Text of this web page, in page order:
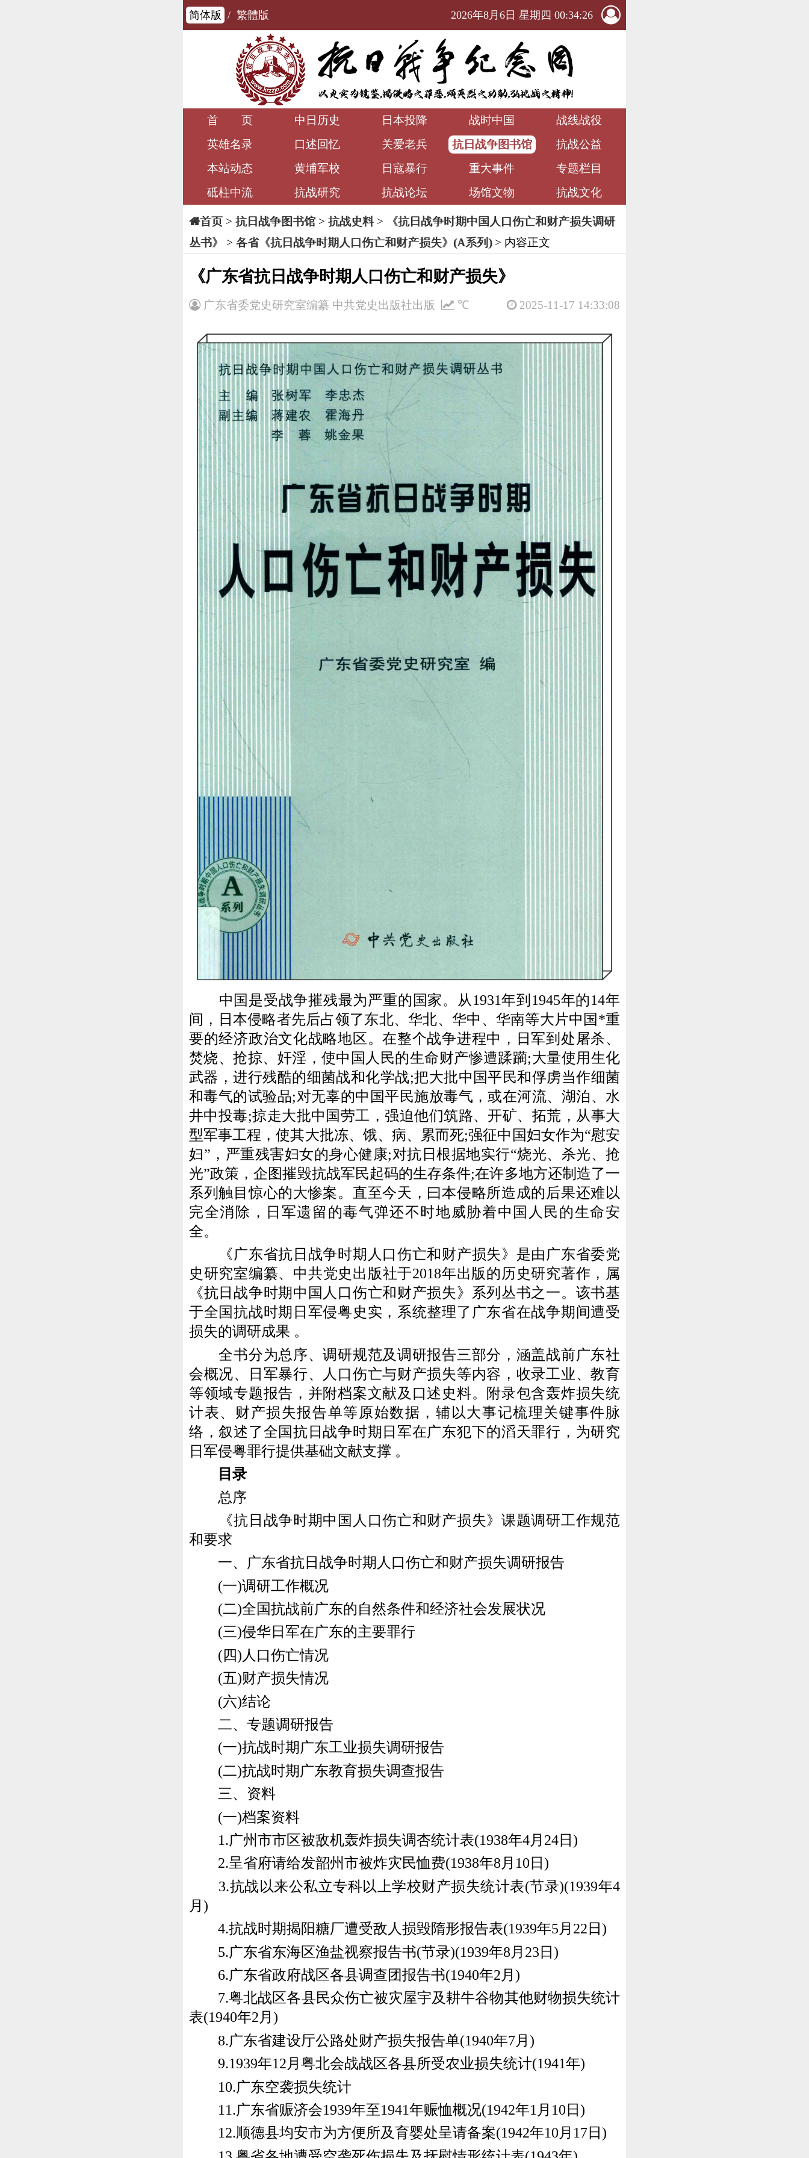
简体版 / 繁體版 2026年8月6日 星期四 00:34:27
首 页 中日历史 日本投降 战时中国
战线战役
英雄名录
口述回忆 关爱老兵 抗日战争图书馆
抗战公益
本站动态
黄埔军校 日寇暴行 重大事件
专题栏目
砥柱中流
抗战研究 抗战论坛 场馆文物 抗战文化
首页> 抗日战争图书馆 > 抗战史料>
《抗日战争时期中国人口伤亡和财产损失调研
丛书》
> 各省《抗日战争时期人口伤亡和财产损失》(A系列)> 内容正文
《广东省抗日战争时期人口伤亡和财产损失》
广东省委党史研究室编纂 中共党史出版社出版 2025-11-17 14:33:08
℃
中国是受战争摧残最为严重的国家。从1931年到1945年的14年
间，日本侵略者先后占领了东北、华北、华中、华南等大片中国*重
要的经济政治文化战略地区。在整个战争进程中，日军到处屠杀、
焚烧、抢掠、奸淫，使中国人民的生命财产惨遭蹂躏;大量使用生化
武器，进行残酷的细菌战和化学战;把大批中国平民和俘虏当作细菌
和毒气的试验品;对无辜的中国平民施放毒气，或在河流、湖泊、水
井中投毒;掠走大批中国劳工，强迫他们筑路、开矿、拓荒，从事大
型军事工程，使其大批冻、饿、病、累而死;强征中国妇女作为“慰安
妇”，严重残害妇女的身心健康;对抗日根据地实行“烧光、杀光、抢
光”政策，企图摧毁抗战军民起码的生存条件;在许多地方还制造了一
系列触目惊心的大惨案。直至今天，曰本侵略所造成的后果还难以
完全消除，日军遗留的毒气弹还不时地威胁着中国人民的生命安
全。
《广东省抗日战争时期人口伤亡和财产损失》是由广东省委党
史研究室编纂、中共党史出版社于2018年出版的历史研究著作，属
《抗日战争时期中国人口伤亡和财产损失》系列丛书之一。该书基
于全国抗战时期日军侵粤史实，系统整理了广东省在战争期间遭受
损失的调研成果 。
全书分为总序、调研规范及调研报告三部分，涵盖战前广东社
会概况、日军暴行、人口伤亡与财产损失等内容，收录工业、教育
等领域专题报告，并附档案文献及口述史料。附录包含轰炸损失统
计表、财产损失报告单等原始数据，辅以大事记梳理关键事件脉
络，叙述了全国抗日战争时期日军在广东犯下的滔天罪行，为研究
日军侵粤罪行提供基础文献支撑 。
目录
总序
《抗日战争时期中国人口伤亡和财产损失》课题调研工作规范
和要求
一、广东省抗日战争时期人口伤亡和财产损失调研报告
(一)调研工作概况
(二)全国抗战前广东的自然条件和经济社会发展状况
(三)侵华日军在广东的主要罪行
(四)人口伤亡情况
(五)财产损失情况
(六)结论
二、专题调研报告
(一)抗战时期广东工业损失调研报告
(二)抗战时期广东教育损失调查报告
三、资料
(一)档案资料
1.广州市市区被敌机轰炸损失调杏统计表(1938年4月24日)
2.呈省府请给发韶州市被炸灾民恤费(1938年8月10日)
3.抗战以来公私立专科以上学校财产损失统计表(节录)(1939年4
月)
4.抗战时期揭阳糖厂遭受敌人损毁隋形报告表(1939年5月22日)
5.广东省东海区渔盐视察报告书(节录)(1939年8月23日)
6.广东省政府战区各县调查团报告书(1940年2月)
7.粤北战区各县民众伤亡被灾屋宇及耕牛谷物其他财物损失统计
表(1940年2月)
8.广东省建设厅公路处财产损失报告单(1940年7月)
9.1939年12月粤北会战战区各县所受农业损失统计(1941年)
10.广东空袭损失统计
11.广东省赈济会1939年至1941年赈恤概况(1942年1月10日)
12.顺德县均安市为方便所及育婴处呈请备案(1942年10月17日)